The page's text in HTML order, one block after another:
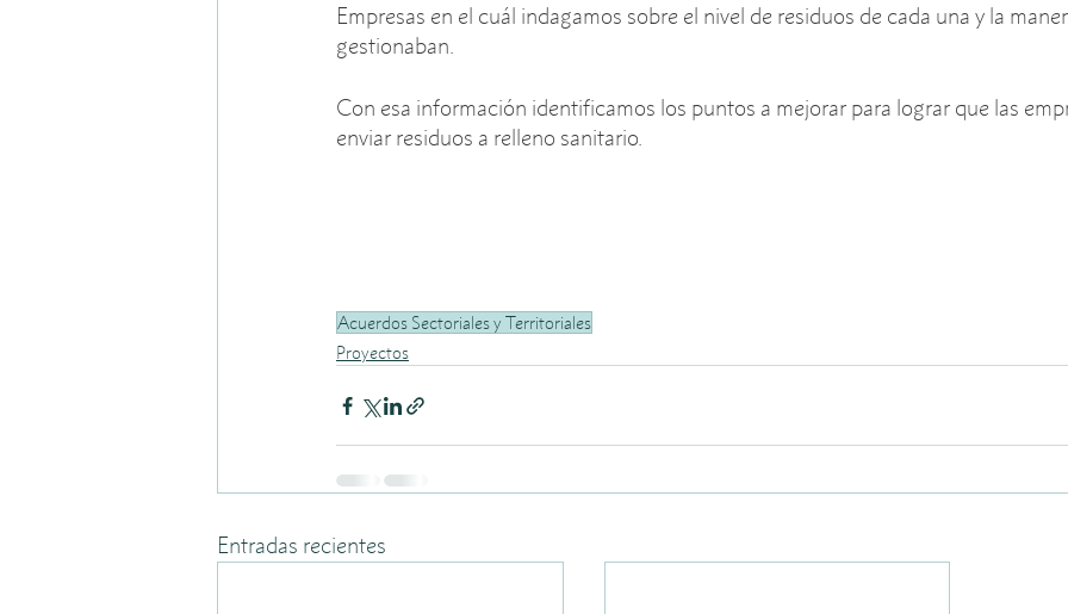
Empresas en el cuál indagamos sobre el nivel de residuos de cada una y la
gestionaban.
Con esa información identificamos los puntos a mejorar para lograr que las
enviar residuos a relleno sanitario.
Acuerdos Sectoriales y Territoriales
Proyectos
Entradas recientes